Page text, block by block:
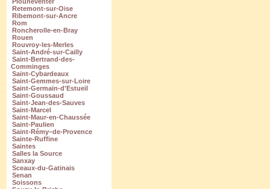
Retemont-sur-Oise
Ribemont-sur-Ancre
Rom
Roncherolle-en-Bray
Rouen
Rouvroy-les-Merles
Saint-André-sur-Cailly
Saint-Bertrand-des-
Comminges
Saint-Cybardeaux
Saint-Gemmes-sur-Loire
Saint-Germain-d'Estueil
Saint-Goussaud
Saint-Jean-des-Sauves
Saint-Marcel
Saint-Maur-en-Chaussée
Saint-Paulien
Saint-Rémy–de-Provence
Sainte-Ruffine
Saintes
Salles la Source
Sanxay
Sceaux-du-Gatinais
Senan
Soissons